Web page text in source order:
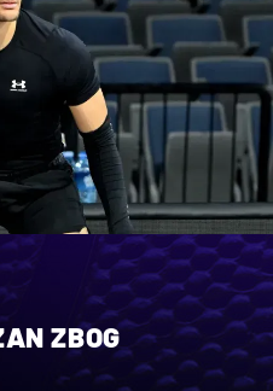
ZBOG